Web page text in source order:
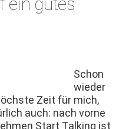
Schon
wieder
Zeit für mich,
auch: nach vorne
Start Talk­ing ist